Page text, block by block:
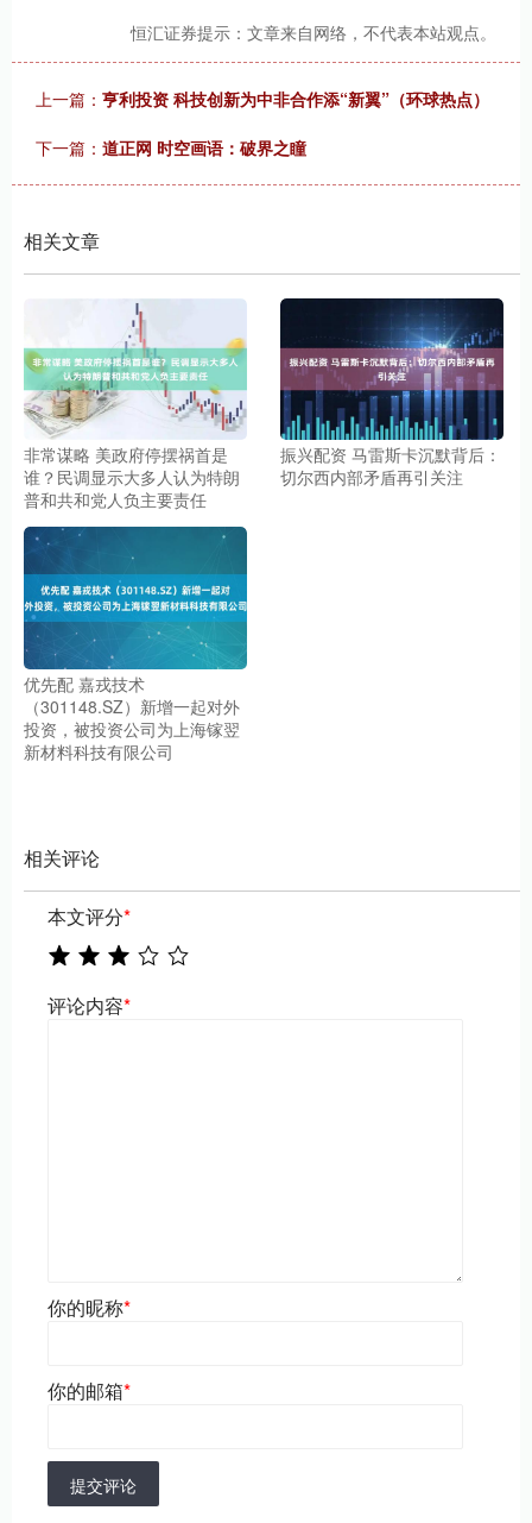
恒汇证券提示：文章来自网络，不代表本站观点。
上一篇： 亨利投资 科技创新为中非合作添“新翼”（环球热点）
下一篇： 道正网 时空画语：破界之瞳
相关文章
非常谋略 美政府停摆祸首是
谁？民调显示大多人认为特朗
普和共和党人负主要责任
振兴配资 马雷斯卡沉默背后：
切尔西内部矛盾再引关注
优先配 嘉戎技术
（301148.SZ）新增一起对外
投资，被投资公司为上海镓翌
新材料科技有限公司
相关评论
本文评分*
评论内容*
你的昵称*
你的邮箱*
提交评论